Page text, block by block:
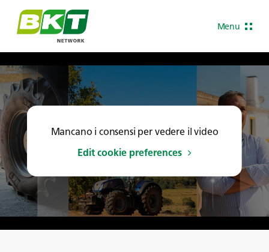
Menu
Mancano i consensi per vedere il video
Edit cookie preferences